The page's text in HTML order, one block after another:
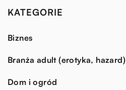
KATEGORIE
Biznes
Branża adult (erotyka, hazard)
Dom i ogród